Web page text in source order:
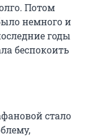
Потом
немного и
годы
беспокоить
стало